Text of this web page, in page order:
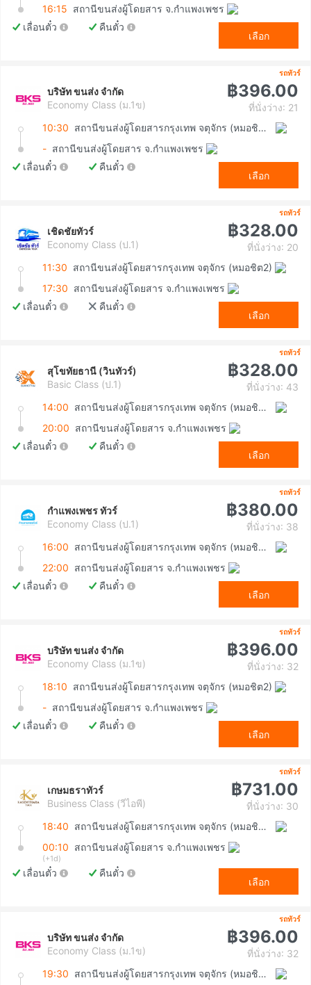
16:15 สถานีขนส่งผู้โดยสาร จ.กำแพงเพชร
เลื่อนตั๋ว
คืนตั๋ว
เลือก
รถทัวร์
บริษัท ขนส่ง จำกัด
Economy Class (ม.1ข)
฿396.00
ที่นั่งว่าง: 21
10:30
สถานีขนส่งผู้โดยสารกรุงเทพ จตุจักร (หมอชิต2)
- สถานีขนส่งผู้โดยสาร จ.กำแพงเพชร
เลื่อนตั๋ว
คืนตั๋ว
เลือก
รถทัวร์
เชิดชัยทัวร์
Economy Class (ป.1)
฿328.00
ที่นั่งว่าง: 20
11:30 สถานีขนส่งผู้โดยสารกรุงเทพ จตุจักร (หมอชิต2)
17:30 สถานีขนส่งผู้โดยสาร จ.กำแพงเพชร
เลื่อนตั๋ว
คืนตั๋ว
เลือก
รถทัวร์
สุโขทัยธานี (วินทัวร์)
Basic Class (ป.1)
฿328.00
ที่นั่งว่าง: 43
14:00
สถานีขนส่งผู้โดยสารกรุงเทพ จตุจักร (หมอชิต2)
20:00 สถานีขนส่งผู้โดยสาร จ.กำแพงเพชร
เลื่อนตั๋ว
คืนตั๋ว
เลือก
รถทัวร์
กำแพงเพชร ทัวร์
Economy Class (ป.1)
฿380.00
ที่นั่งว่าง: 38
16:00
สถานีขนส่งผู้โดยสารกรุงเทพ จตุจักร (หมอชิต2)
22:00 สถานีขนส่งผู้โดยสาร จ.กำแพงเพชร
เลื่อนตั๋ว
คืนตั๋ว
เลือก
รถทัวร์
บริษัท ขนส่ง จำกัด
Economy Class (ม.1ข)
฿396.00
ที่นั่งว่าง: 32
18:10 สถานีขนส่งผู้โดยสารกรุงเทพ จตุจักร (หมอชิต2)
- สถานีขนส่งผู้โดยสาร จ.กำแพงเพชร
เลื่อนตั๋ว
คืนตั๋ว
เลือก
รถทัวร์
เกษมธราทัวร์
Business Class (วีไอพี)
฿731.00
ที่นั่งว่าง: 30
18:40
สถานีขนส่งผู้โดยสารกรุงเทพ จตุจักร (หมอชิต2)
00:10 สถานีขนส่งผู้โดยสาร จ.กำแพงเพชร
(+1d)
เลื่อนตั๋ว คืนตั๋ว
เลือก
รถทัวร์
บริษัท ขนส่ง จำกัด
Economy Class (ม.1ข)
฿396.00
ที่นั่งว่าง: 32
19:30
สถานีขนส่งผู้โดยสารกรุงเทพ จตุจักร (หมอชิต2)